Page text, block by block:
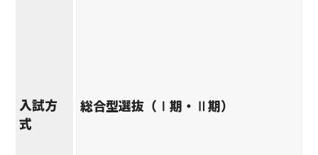
入試方
式
総合型選抜（Ⅰ期・Ⅱ期）